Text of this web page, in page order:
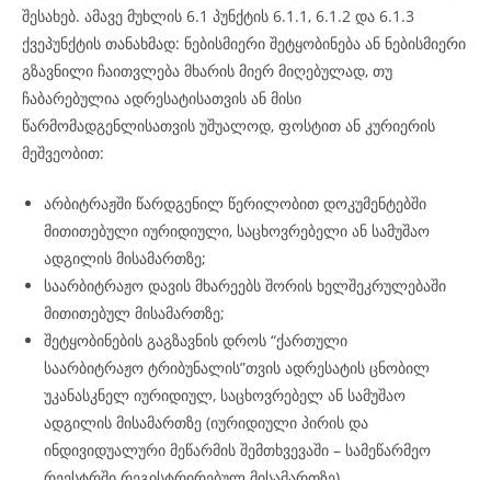
შესახებ. ამავე მუხლის 6.1 პუნქტის 6.1.1, 6.1.2 და 6.1.3
ქვეპუნქტის თანახმად: ნებისმიერი შეტყობინება ან ნებისმიერი
გზავნილი ჩაითვლება მხარის მიერ მიღებულად, თუ
ჩაბარებულია ადრესატისათვის ან მისი
წარმომადგენლისათვის უშუალოდ, ფოსტით ან კურიერის
მეშვეობით:
არბიტრაჟში წარდგენილ წერილობით დოკუმენტებში
მითითებული იურიდიული, საცხოვრებელი ან სამუშაო
ადგილის მისამართზე;
საარბიტრაჟო დავის მხარეებს შორის ხელშეკრულებაში
მითითებულ მისამართზე;
შეტყობინების გაგზავნის დროს “ქართული
საარბიტრაჟო ტრიბუნალის”თვის ადრესატის ცნობილ
უკანასკნელ იურიდიულ, საცხოვრებელ ან სამუშაო
ადგილის მისამართზე (იურიდიული პირის და
ინდივიდუალური მეწარმის შემთხვევაში – სამეწარმეო